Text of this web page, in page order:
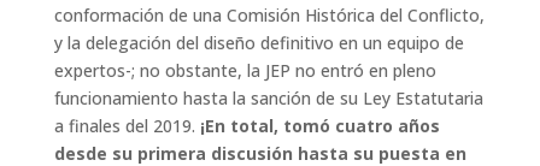
conformación de una Comisión Histórica del Conflicto,
y la delegación del diseño definitivo en un equipo de
expertos-; no obstante, la JEP no entró en pleno
funcionamiento hasta la sanción de su Ley Estatutaria
a finales del 2019. ¡En total, tomó cuatro años
desde su primera discusión hasta su puesta en